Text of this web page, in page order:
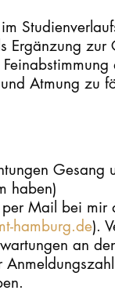
Ergänzung
Atmung zu
Gesang
haben)
Mail bei mir
hamburg.de).
an